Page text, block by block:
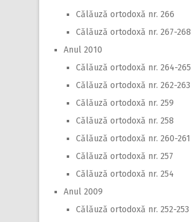
Călăuză ortodoxă nr. 266
Călăuză ortodoxă nr. 267-268
Anul 2010
Călăuză ortodoxă nr. 264-265
Călăuză ortodoxă nr. 262-263
Călăuză ortodoxă nr. 259
Călăuză ortodoxă nr. 258
Călăuză ortodoxă nr. 260-261
Călăuză ortodoxă nr. 257
Călăuză ortodoxă nr. 254
Anul 2009
Călăuză ortodoxă nr. 252-253